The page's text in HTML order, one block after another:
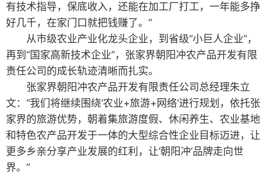
有技术指导，保底收入，还能在加工厂打工，一年能多挣
好几千，在家门口就把钱赚了。”
从市级农业产业化龙头企业，到省级“小巨人企业”，
再到“国家高新技术企业”，张家界朝阳冲农产品开发有限
责任公司的成长轨迹清晰而扎实。
张家界朝阳冲农产品开发有限责任公司总经理朱立
文：“我们将继续围绕‘农业+旅游+网络’进行规划，依托张
家界的旅游优势，朝着集旅游度假、休闲养生、农业基地
和特色农产品开发于一体的大型综合性企业目标迈进，让
更多乡亲分享产业发展的红利，让‘朝阳冲’品牌走向世
界。”